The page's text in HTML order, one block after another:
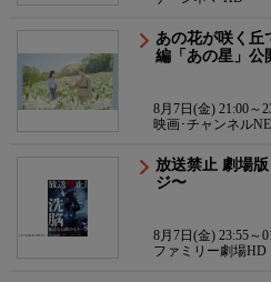
あの花が咲く丘
編「あの星」公
8月7日(金) 21:00～
映画･チャンネル
放送禁止 劇場
ジ〜
8月7日(金) 23:55～
ファミリー劇場HD